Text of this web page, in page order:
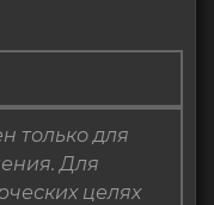
только для
Для
целях